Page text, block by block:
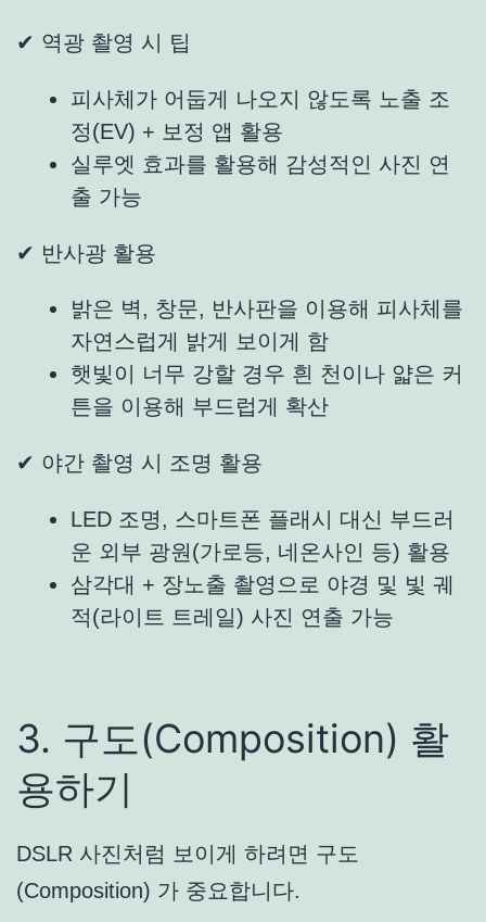
✔ 역광 촬영 시 팁
피사체가 어둡게 나오지 않도록 노출 조
정(EV) + 보정 앱 활용
실루엣 효과를 활용해 감성적인 사진 연
출 가능
✔ 반사광 활용
밝은 벽, 창문, 반사판을 이용해 피사체를
자연스럽게 밝게 보이게 함
햇빛이 너무 강할 경우 흰 천이나 얇은 커
튼을 이용해 부드럽게 확산
✔ 야간 촬영 시 조명 활용
LED 조명, 스마트폰 플래시 대신 부드러
운 외부 광원(가로등, 네온사인 등) 활용
삼각대 + 장노출 촬영으로 야경 및 빛 궤
적(라이트 트레일) 사진 연출 가능
3. 구도(Composition) 활
용하기
DSLR 사진처럼 보이게 하려면 구도
(Composition) 가 중요합니다.